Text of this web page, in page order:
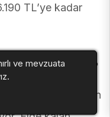
TL’ye kadar
Ne Olur?
ulaşamayanlar için
ve mevzuata